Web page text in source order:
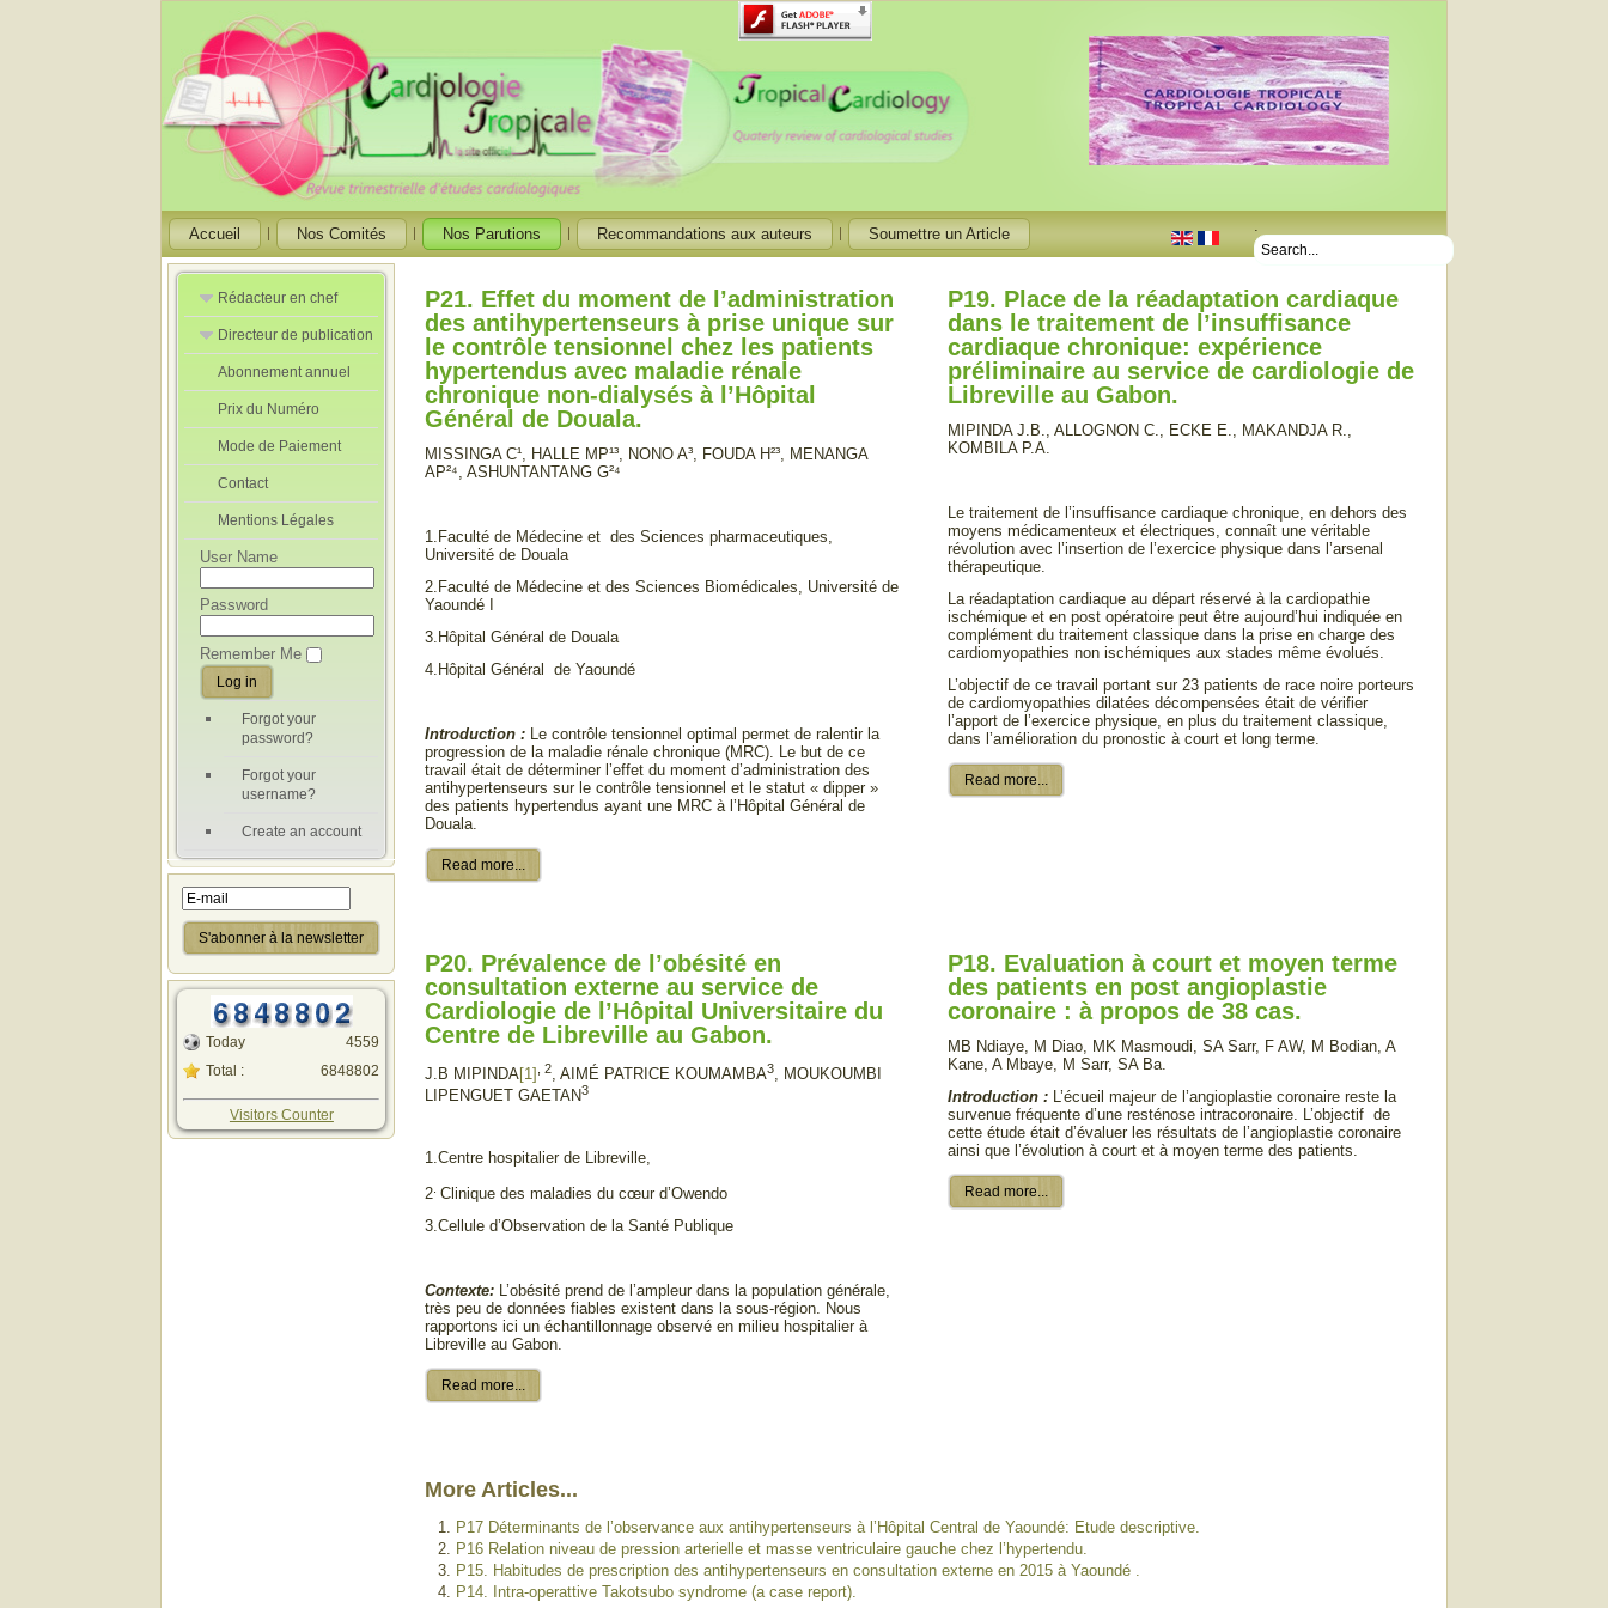
.
Accueil Nos Comités Nos Parutions Recommandations aux auteurs Soumettre un Article
Rédacteur en chef
Rédacteurs en
Chef Adjoint
Directeur de publication
Directeur de
publication
adjoint
Abonnement annuel
Prix du Numéro
Mode de Paiement
Contact
Mentions Légales
User Name
Password
Remember Me
Forgot your
password?
Forgot your
username?
Create an account
Today
Total :
4559
6848802
Visitors Counter
P21. Effet du moment de l’administration
des antihypertenseurs à prise unique sur
le contrôle tensionnel chez les patients
hypertendus avec maladie rénale
chronique non-dialysés à l’Hôpital
Général de Douala.
MISSINGA C¹, HALLE MP¹³, NONO A³, FOUDA H²³, MENANGA
AP²⁴, ASHUNTANTANG G²⁴
1.Faculté de Médecine et des Sciences pharmaceutiques,
Université de Douala
2.Faculté de Médecine et des Sciences Biomédicales, Université de
Yaoundé I
3.Hôpital Général de Douala
4.Hôpital Général de Yaoundé
Introduction : Le contrôle tensionnel optimal permet de ralentir la
progression de la maladie rénale chronique (MRC). Le but de ce
travail était de déterminer l’effet du moment d’administration des
antihypertenseurs sur le contrôle tensionnel et le statut « dipper »
des patients hypertendus ayant une MRC à l’Hôpital Général de
Douala.
Read more...
P19. Place de la réadaptation cardiaque
dans le traitement de l’insuffisance
cardiaque chronique: expérience
préliminaire au service de cardiologie de
Libreville au Gabon.
MIPINDA J.B., ALLOGNON C., ECKE E., MAKANDJA R.,
KOMBILA P.A.
Le traitement de l’insuffisance cardiaque chronique, en dehors des
moyens médicamenteux et électriques, connaît une véritable
révolution avec l’insertion de l’exercice physique dans l’arsenal
thérapeutique.
La réadaptation cardiaque au départ réservé à la cardiopathie
ischémique et en post opératoire peut être aujourd’hui indiquée en
complément du traitement classique dans la prise en charge des
cardiomyopathies non ischémiques aux stades même évolués.
L’objectif de ce travail portant sur 23 patients de race noire porteurs
de cardiomyopathies dilatées décompensées était de vérifier
l’apport de l’exercice physique, en plus du traitement classique,
dans l’amélioration du pronostic à court et long terme.
Read more...
P20. Prévalence de l’obésité en
consultation externe au service de
Cardiologie de l’Hôpital Universitaire du
Centre de Libreville au Gabon.
J.B MIPINDA[1] , 2, AIMÉ PATRICE KOUMAMBA3, MOUKOUMBI
LIPENGUET GAETAN3
1.Centre hospitalier de Libreville,
2 .Clinique des maladies du cœur d’Owendo
3.Cellule d’Observation de la Santé Publique
Contexte: L’obésité prend de l’ampleur dans la population générale,
très peu de données fiables existent dans la sous-région. Nous
rapportons ici un échantillonnage observé en milieu hospitalier à
Libreville au Gabon.
Read more...
P18. Evaluation à court et moyen terme
des patients en post angioplastie
coronaire : à propos de 38 cas.
MB Ndiaye, M Diao, MK Masmoudi, SA Sarr, F AW, M Bodian, A
Kane, A Mbaye, M Sarr, SA Ba.
Introduction :L’écueil majeur de l’angioplastie coronaire reste la
survenue fréquente d’une resténose intracoronaire. L’objectif de
cette étude était d’évaluer les résultats de l’angioplastie coronaire
ainsi que l’évolution à court et à moyen terme des patients.
Read more...
More Articles...
P17 Déterminants de l’observance aux antihypertenseurs à l’Hôpital Central de Yaoundé: Etude descriptive.
P16 Relation niveau de pression arterielle et masse ventriculaire gauche chez l’hypertendu.
P15. Habitudes de prescription des antihypertenseurs en consultation externe en 2015 à Yaoundé .
P14. Intra-operattive Takotsubo syndrome (a case report).